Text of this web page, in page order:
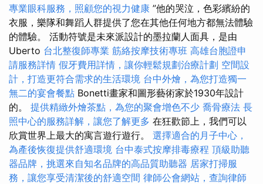
專業眼科服務，照顧您的視力健康 ”他的哭泣，色彩繽紛的
衣服，樂隊和舞蹈人群提供了您在其他任何地方都無法體驗
的體驗。 活動符號是未來派設計的墨拉蘭人面具，是由
Uberto 台北整復師專業 筋絡按摩技術專班 高雄台胞證申
請服務詳情 假牙費用詳情，讓你輕鬆規劃治療計劃 空間設
計，打造更符合需求的生活環境 台中外燴，為您打造獨一
無二的宴會餐點 Bonetti畫家和圖形藝術家於1930年設計
的。 提供精緻外燴茶點，為您的聚會增色不少 喬骨療法 長
照中心的服務詳解，讓您了解更多 在狂歡節上，我們可以
欣賞世界上最大的寓言遊行遊行。 選擇適合的月子中心，
為產後恢復提供舒適環境 台中泰式按摩排毒療程 頂級助聽
器品牌，挑選來自知名品牌的高品質助聽器 居家打掃服
務，讓您享受清潔後的舒適空間 律師公會網站，查詢律師